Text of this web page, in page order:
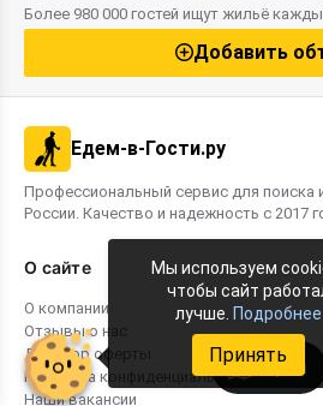
Карта
Более 980 000 гостей ищут жильё
Добавить
Едем-в-Гости.ру
Профессиональный сервис для поиска
России. Качество и надежность с 2017
О сайте
О компании
Отзывы о нас
Договор оферты
Политика конфиденциальности
Наши вакансии
Мы используем
чтобы сайт
лучше. Подробнее
Принять